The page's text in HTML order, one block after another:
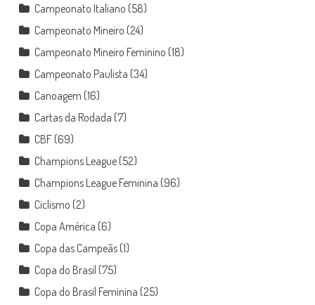
Campeonato Italiano (58)
Campeonato Mineiro (24)
Campeonato Mineiro Feminino (18)
Campeonato Paulista (34)
Canoagem (16)
Cartas da Rodada (7)
CBF(69)
Champions League(52)
Champions League Feminina (96)
Ciclismo (2)
Copa América (6)
Copa das Campeãs(1)
Copa do Brasil (75)
Copa do Brasil Feminina (25)